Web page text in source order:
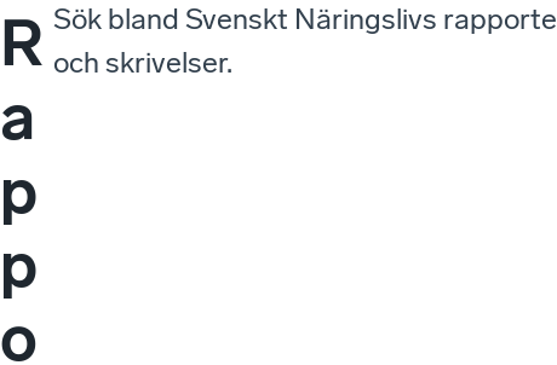
R
a
p
p
o
Sök bland Svenskt Näringslivs
och skrivelser.